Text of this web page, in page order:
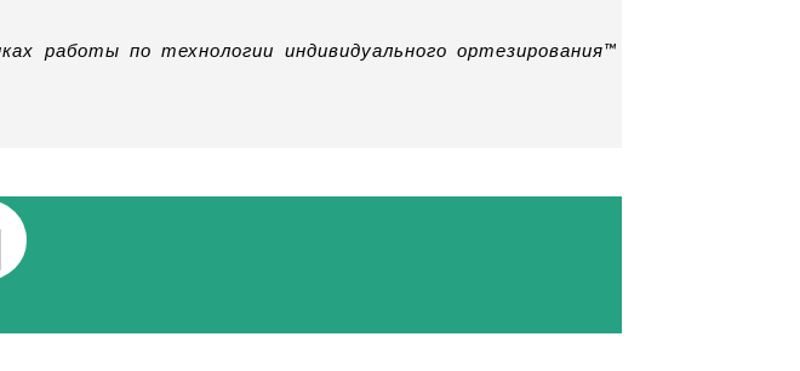
работы по технологии индивидуального ортезирования™